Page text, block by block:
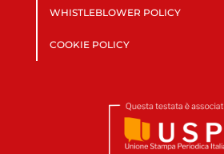
WHISTLEBLOWER POLICY
COOKIE POLICY